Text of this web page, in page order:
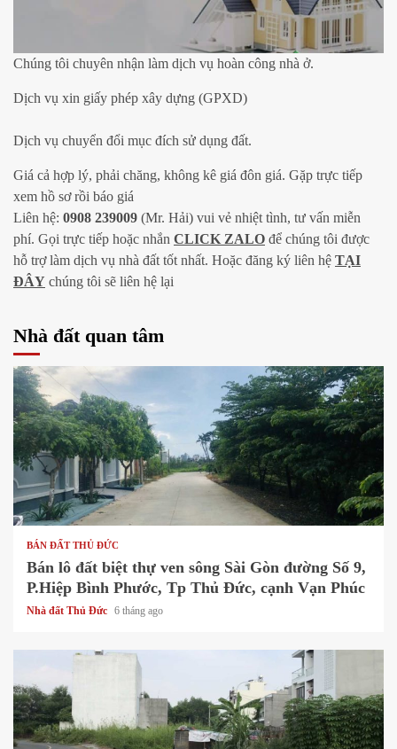
Chúng tôi chuyên nhận làm dịch vụ hoàn công nhà ở.
Dịch vụ xin giấy phép xây dựng (GPXD)
Dịch vụ chuyển đổi mục đích sử dụng đất.
Giá cả hợp lý, phải chăng, không kê giá đôn giá. Gặp trực tiếp
xem hồ sơ rồi báo giá
Liên hệ: 0908 239009 (Mr. Hải) vui vẻ nhiệt tình, tư vấn miễn
phí. Gọi trực tiếp hoặc nhắn CLICK ZALO để chúng tôi được
hỗ trợ làm dịch vụ nhà đất tốt nhất. Hoặc đăng ký liên hệ TẠI
ĐÂY chúng tôi sẽ liên hệ lại
Nhà đất quan tâm
1 min read
BÁN ĐẤT THỦ ĐỨC
Bán lô đất biệt thự ven sông Sài Gòn đường Số 9,
P.Hiệp Bình Phước, Tp Thủ Đức, cạnh Vạn Phúc
Nhà đất Thủ Đức 6 tháng ago